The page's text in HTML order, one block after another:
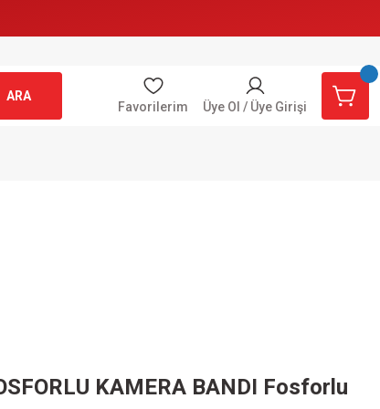
ARA
Favorilerim Üye Ol / Üye Girişi
KAMERA BANDI Fosforlu